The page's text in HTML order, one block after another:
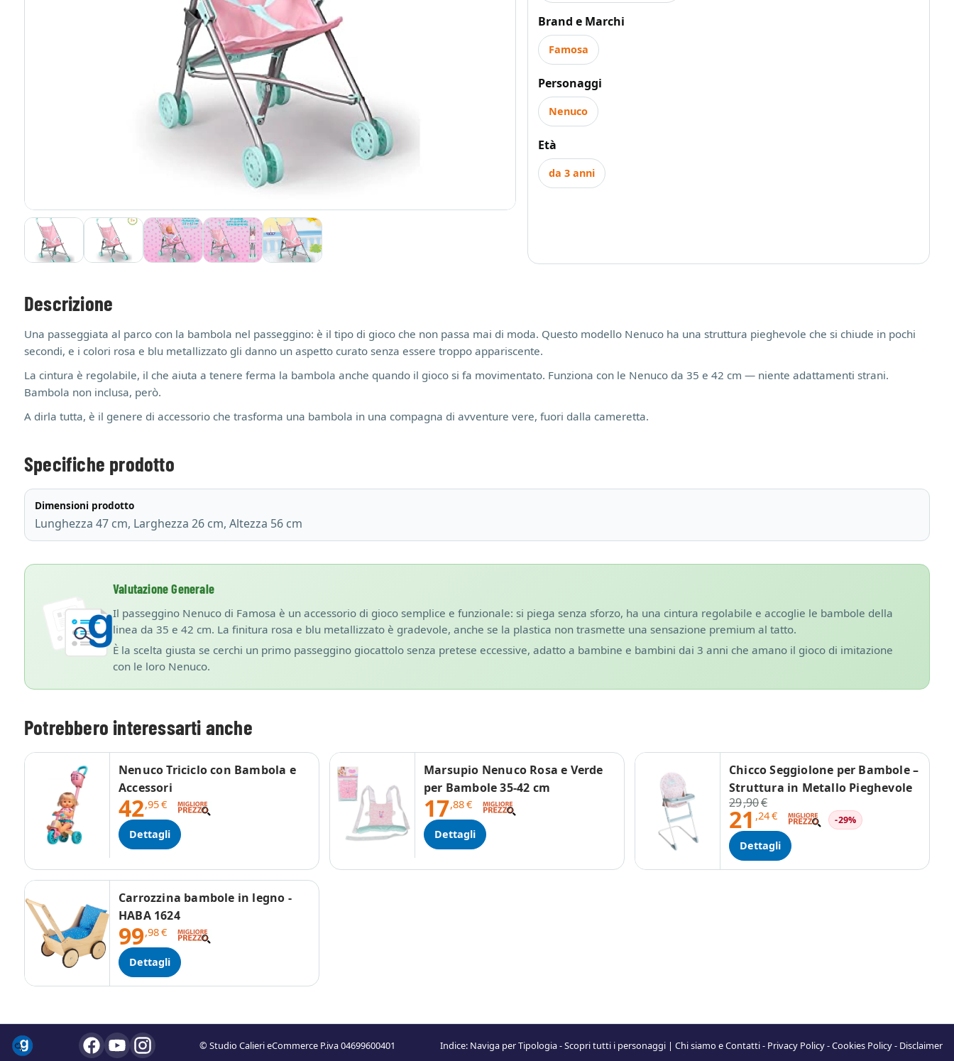
Brand e Marchi
Famosa
Personaggi
Nenuco
Età
da 3 anni
Descrizione
Una passeggiata al parco con la bambola nel passeggino: è il tipo di gioco che non passa mai di moda. Questo modello Nenuco ha una struttura pieghevole che si chiude in pochi
secondi, e i colori rosa e blu metallizzato gli danno un aspetto curato senza essere troppo appariscente.
La cintura è regolabile, il che aiuta a tenere ferma la bambola anche quando il gioco si fa movimentato. Funziona con le Nenuco da 35 e 42 cm — niente adattamenti strani.
Bambola non inclusa, però.
A dirla tutta, è il genere di accessorio che trasforma una bambola in una compagna di avventure vere, fuori dalla cameretta.
Specifiche prodotto
Dimensioni prodotto
Lunghezza 47 cm, Larghezza 26 cm, Altezza 56 cm
Valutazione Generale
Il passeggino Nenuco di Famosa è un accessorio di gioco semplice e funzionale: si piega senza sforzo, ha una cintura regolabile e accoglie le bambole della
linea da 35 e 42 cm. La finitura rosa e blu metallizzato è gradevole, anche se la plastica non trasmette una sensazione premium al tatto.
È la scelta giusta se cerchi un primo passeggino giocattolo senza pretese eccessive, adatto a bambine e bambini dai 3 anni che amano il gioco di imitazione
con le loro Nenuco.
Potrebbero interessarti anche
Nenuco Triciclo con Bambola e
Accessori
42,95€
Dettagli
Marsupio Nenuco Rosa e Verde
per Bambole 35-42 cm
17,88€
Dettagli
Chicco Seggiolone per Bambole –
Struttura in Metallo Pieghevole
29,90€
21 ,24€ -29%
Dettagli
Carrozzina bambole in legno -
HABA 1624
99,98€
Dettagli
© Studio Calieri eCommerce P.iva 04699600401 Indice: Naviga per Tipologia-Scopri tutti i personaggi| Chi siamo e Contatti- Privacy Policy-Cookies Policy- Disclaimer